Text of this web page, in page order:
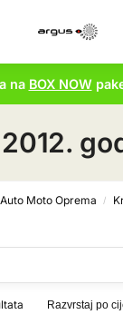
na BOX NOW
Auto Moto Oprema /